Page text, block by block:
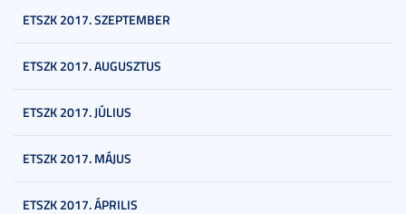
ETSZK 2017. SZEPTEMBER
ETSZK 2017. AUGUSZTUS
ETSZK 2017. JÚLIUS
ETSZK 2017. MÁJUS
ETSZK 2017. ÁPRILIS